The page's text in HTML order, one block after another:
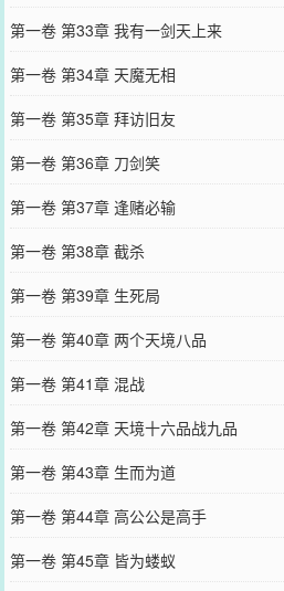
第一卷 第33章 我有一剑天上来
第一卷 第34章 天魔无相
第一卷 第35章 拜访旧友
第一卷 第36章 刀剑笑
第一卷 第37章 逢赌必输
第一卷 第38章 截杀
第一卷 第39章 生死局
第一卷 第40章 两个天境八品
第一卷 第41章 混战
第一卷 第42章 天境十六品战九品
第一卷 第43章 生而为道
第一卷 第44章 高公公是高手
第一卷 第45章 皆为蝼蚁